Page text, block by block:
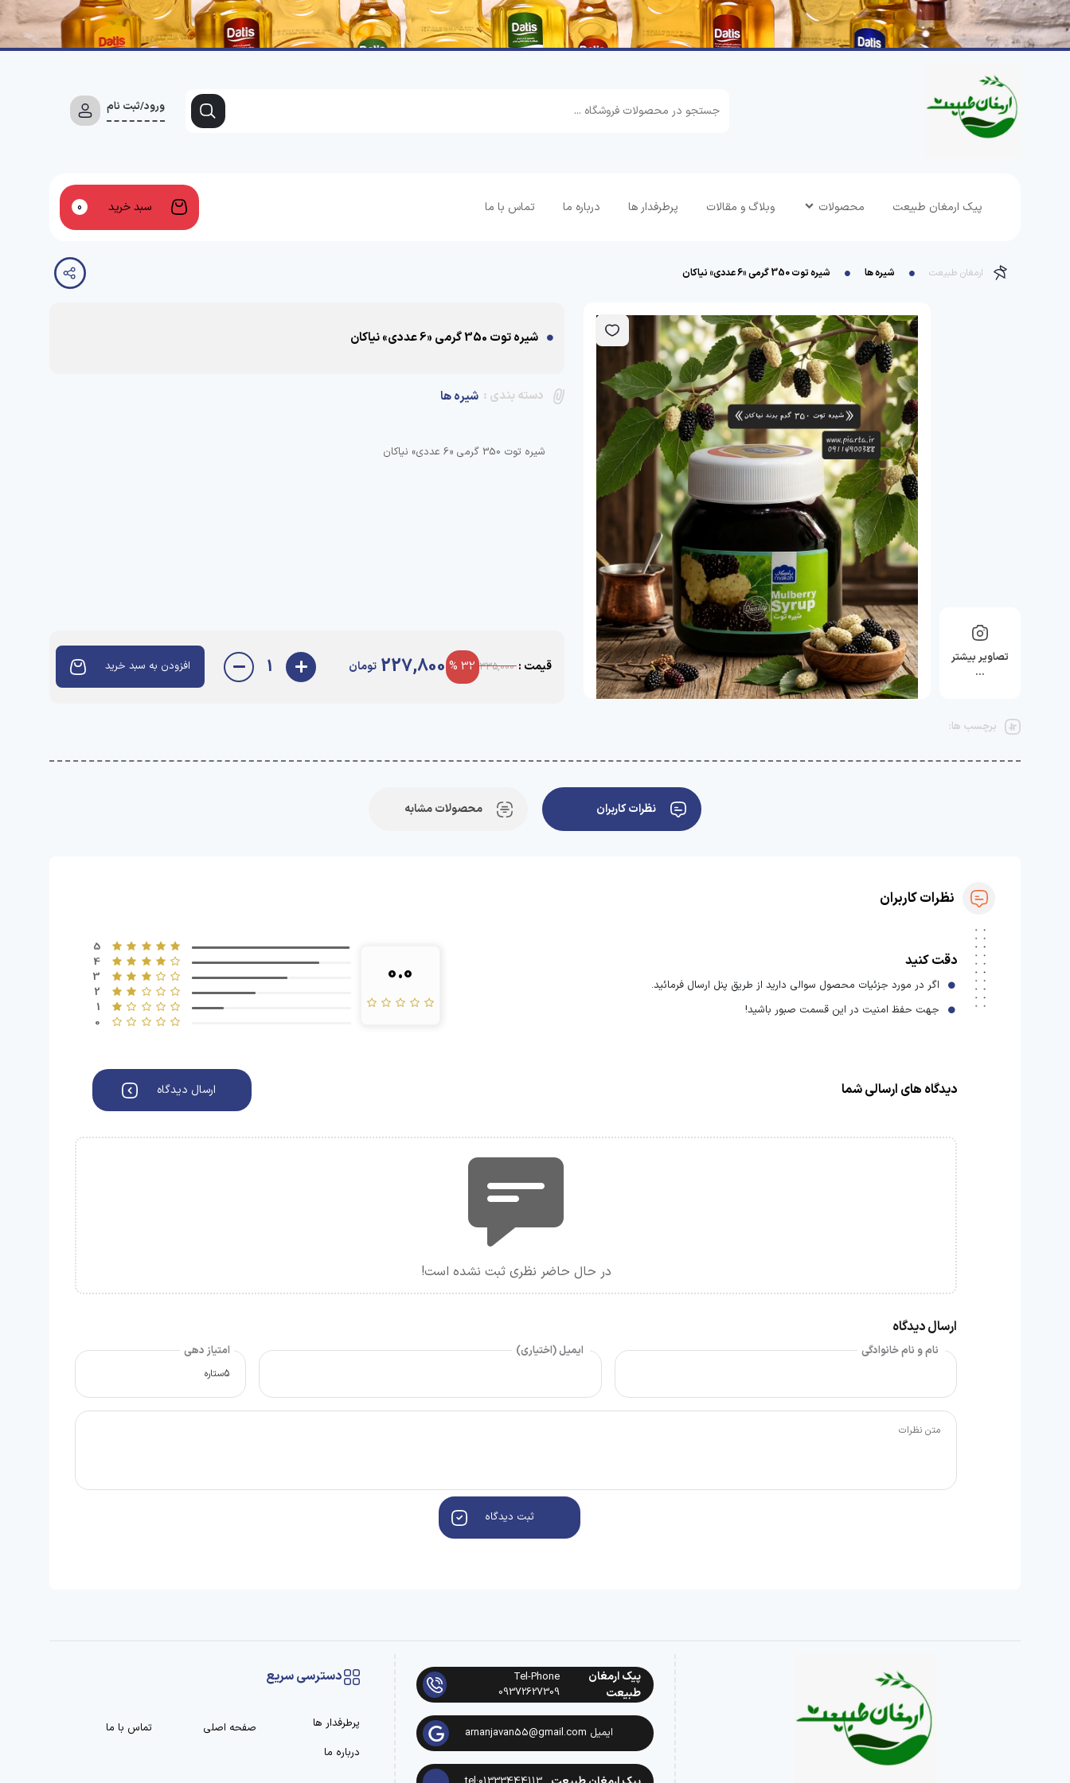
ورود/ثبت نام
پیک ارمغان طبیعت محصولات وبلاگ و مقالات پرطرفدار ها درباره ما تماس با ما سبد خرید 0
ارمغان طبیعت شیره ها شیره توت 350 گرمی «6 عددی» نیاکان
تصاویر بیشتر
…
شیره توت 350 گرمی «6 عددی» نیاکان
دسته بندی : شیره ها
شیره توت 350 گرمی «6 عددی» نیاکان
قیمت : 335,000
32 %
227,800 تومان 1 افزودن به سبد خرید
برچسب ها:
نظرات کاربران محصولات مشابه
نظرات کاربران
دقت کنید
اگر در مورد جزئیات محصول سوالی دارید از طریق پنل ارسال فرمائید.
جهت حفظ امنیت در این قسمت صبور باشید!
0.0
5
4
3
2
1
0
دیدگاه های ارسالی شما ارسال دیدگاه
در حال حاضر نظری ثبت نشده است!
ارسال دیدگاه
نام و نام خانوادگی ایمیل (اختیاری) امتیاز دهی
ثبت دیدگاه
پیک ارمغان
طبیعت
Tel-Phone
09372627309
ایمیل arnanjavan55@gmail.com
دسترسی سریع
پرطرفدار ها صفحه اصلی
تماس با ما
درباره ما